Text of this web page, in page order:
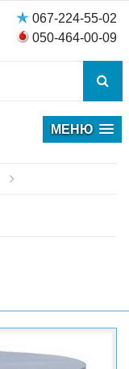
067-224-55-02
050-464-00-09
МЕНЮ